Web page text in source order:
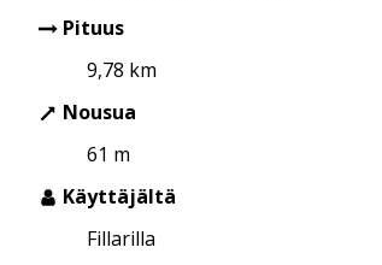
Pituus
9,78 km
Nousua
61 m
Käyttäjältä
Fillarilla